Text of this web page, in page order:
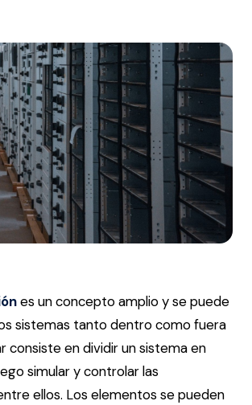
es un concepto amplio y se puede
sistemas tanto dentro como fuera
consiste en dividir un sistema en
simular y controlar las
ellos. Los elementos se pueden